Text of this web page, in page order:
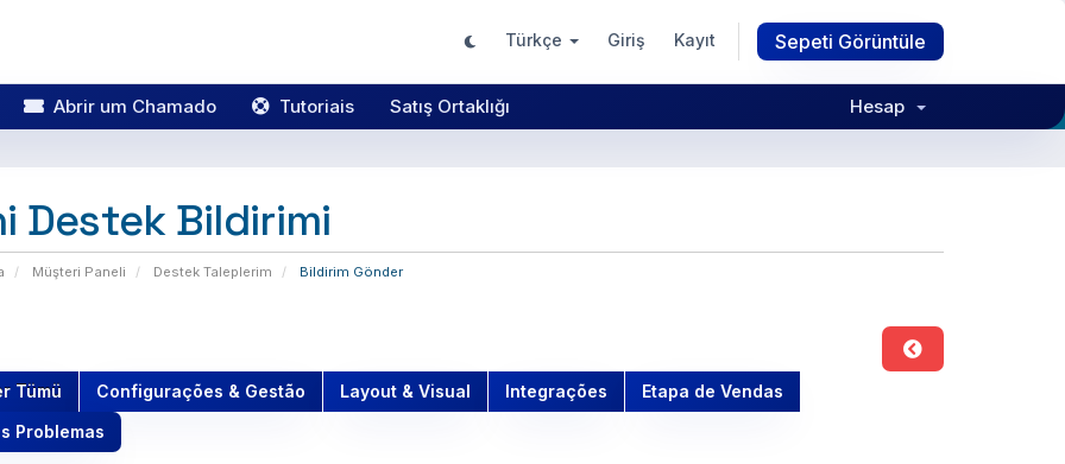
Türkçe Giriş Kayıt Sepeti Görüntüle
Abrir um Chamado Tutoriais Satış Ortaklığı Hesap
Destek Bildirimi
Müşteri Paneli Destek Taleplerim Bildirim Gönder
Tümü Configurações & Gestão Layout & Visual Integrações
Etapa de Vendas
Problemas